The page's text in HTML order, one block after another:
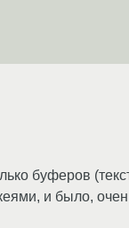
буферов
и было,